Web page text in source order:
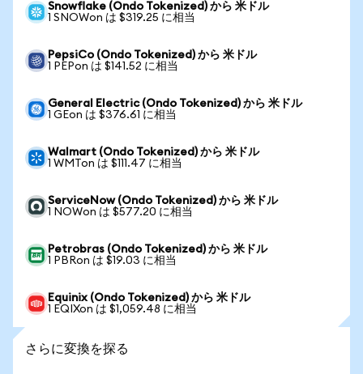
Snowflake (Ondo Tokenized) から 米ドル
1 SNOWon は $319.25 に相当
PepsiCo (Ondo Tokenized) から 米ドル
1 PEPon は $141.52 に相当
General Electric (Ondo Tokenized) から 米ドル
1 GEon は $376.61 に相当
Walmart (Ondo Tokenized) から 米ドル
1 WMTon は $111.47 に相当
ServiceNow (Ondo Tokenized) から 米ドル
1 NOWon は $577.20 に相当
Petrobras (Ondo Tokenized) から 米ドル
1 PBRon は $19.03 に相当
Equinix (Ondo Tokenized) から 米ドル
1 EQIXon は $1,059.48 に相当
さらに変換を探る